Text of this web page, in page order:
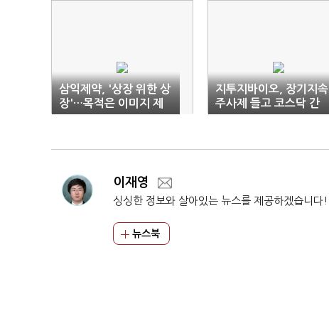
삼익제약, '상장 위한 상
장'…목적은 이미지 제
고뿐
지투지바이오, 장기지속
주사제 들고 코스닥 간
다
이재영
싱싱한 정보와 살아있는 뉴스를 제공하겠습니다!
뉴스북